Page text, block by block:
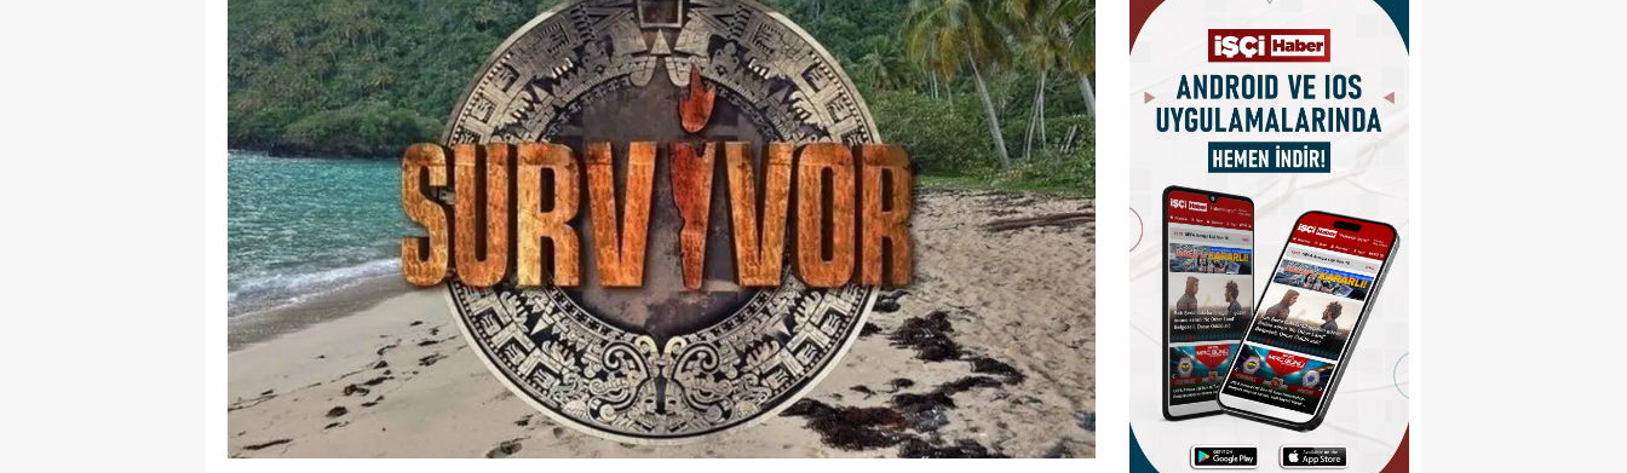
Bitlis
Bolu
Burdur
Bursa
Çanakkale
Çankırı
Çorum
Denizli
Diyarbakır